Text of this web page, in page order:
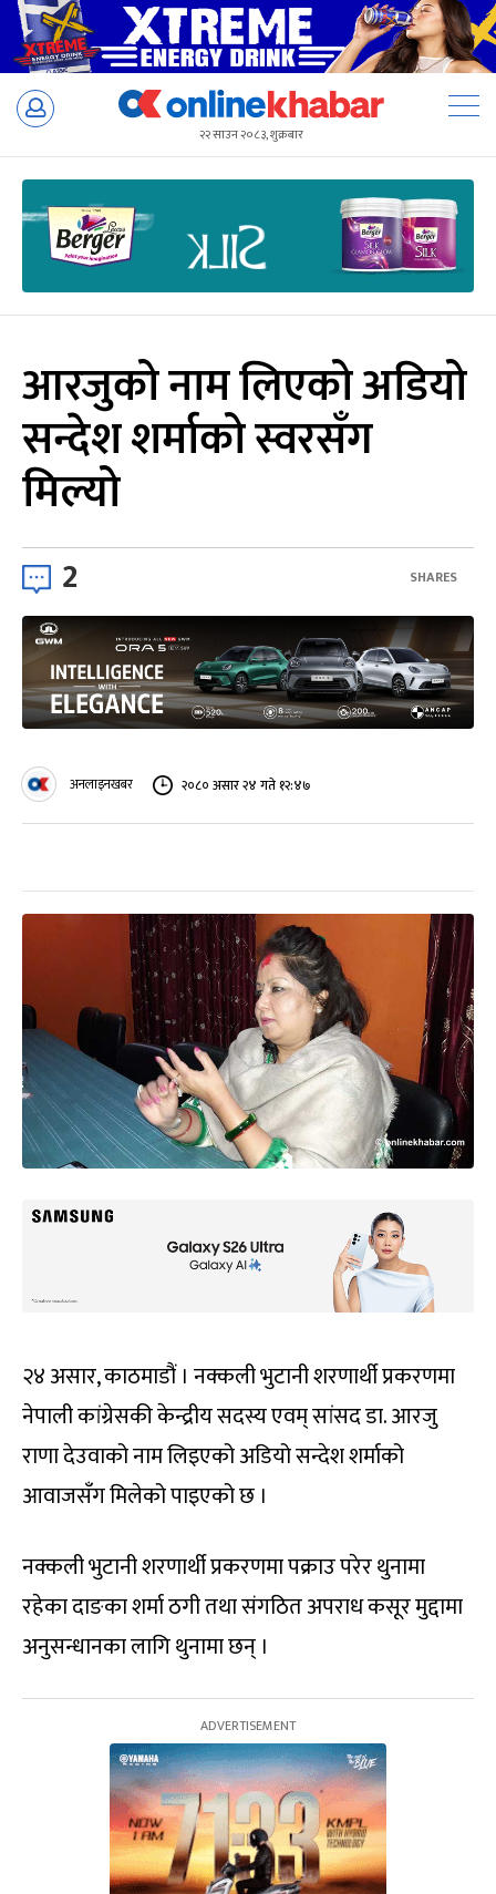
Skip
२२ साउन २०८३, शुक्रबार
आरजुको नाम लिएको अडियो
सन्देश शर्माको स्वरसँग
मिल्यो
2 SHARES
अनलाइनखबर २०८० असार २४ गते १२:४७
२४ असार, काठमाडौं । नक्कली भुटानी शरणार्थी प्रकरणमा
नेपाली कांग्रेसकी केन्द्रीय सदस्य एवम् सांसद डा. आरजु
राणा देउवाको नाम लिइएको अडियो सन्देश शर्माको
आवाजसँग मिलेको पाइएको छ ।
नक्कली भुटानी शरणार्थी प्रकरणमा पक्राउ परेर थुनामा
रहेका दाङका शर्मा ठगी तथा संगठित अपराध कसूर मुद्दामा
अनुसन्धानका लागि थुनामा छन् ।